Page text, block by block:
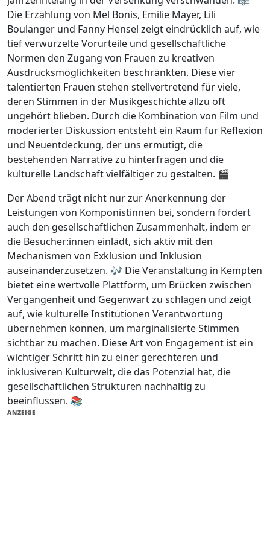
Die Erzählung von Mel Bonis, Emilie Mayer, Lili
Boulanger und Fanny Hensel zeigt eindrücklich auf, wie
tief verwurzelte Vorurteile und gesellschaftliche
Normen den Zugang von Frauen zu kreativen
Ausdrucksmöglichkeiten beschränkten. Diese vier
talentierten Frauen stehen stellvertretend für viele,
deren Stimmen in der Musikgeschichte allzu oft
ungehört blieben. Durch die Kombination von Film und
moderierter Diskussion entsteht ein Raum für Reflexion
und Neuentdeckung, der uns ermutigt, die
bestehenden Narrative zu hinterfragen und die
kulturelle Landschaft vielfältiger zu gestalten. 🎬
Der Abend trägt nicht nur zur Anerkennung der
Leistungen von Komponistinnen bei, sondern fördert
auch den gesellschaftlichen Zusammenhalt, indem er
die Besucher:innen einlädt, sich aktiv mit den
Mechanismen von Exklusion und Inklusion
auseinanderzusetzen. 🎶 Die Veranstaltung in Kempten
bietet eine wertvolle Plattform, um Brücken zwischen
Vergangenheit und Gegenwart zu schlagen und zeigt
auf, wie kulturelle Institutionen Verantwortung
übernehmen können, um marginalisierte Stimmen
sichtbar zu machen. Diese Art von Engagement ist ein
wichtiger Schritt hin zu einer gerechteren und
inklusiveren Kulturwelt, die das Potenzial hat, die
gesellschaftlichen Strukturen nachhaltig zu
beeinflussen. 📚
ANZEIGE